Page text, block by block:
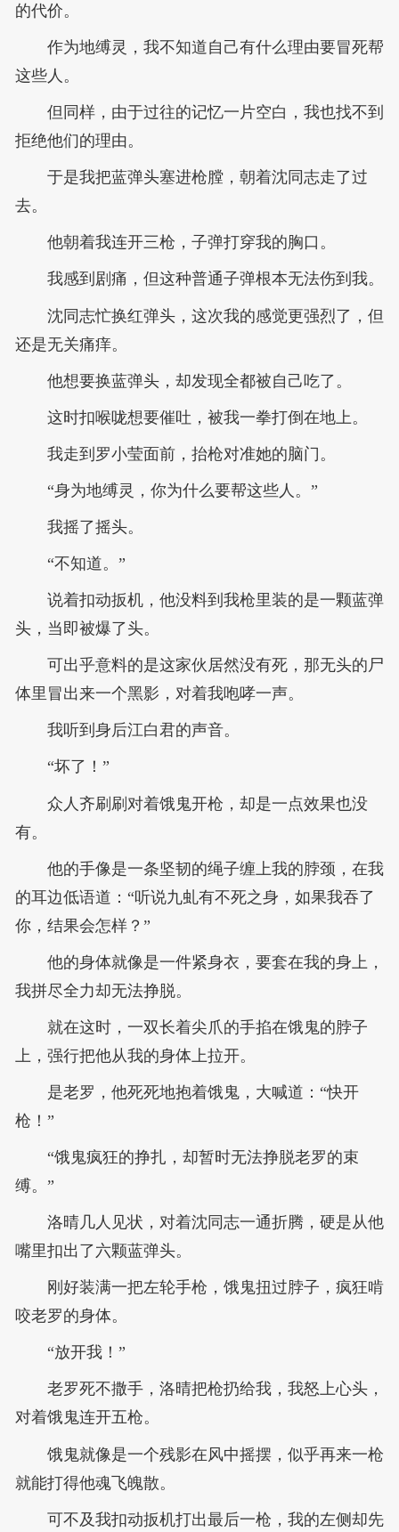
的代价。
作为地缚灵，我不知道自己有什么理由要冒死帮
这些人。
但同样，由于过往的记忆一片空白，我也找不到
拒绝他们的理由。
于是我把蓝弹头塞进枪膛，朝着沈同志走了过
去。
他朝着我连开三枪，子弹打穿我的胸口。
我感到剧痛，但这种普通子弹根本无法伤到我。
沈同志忙换红弹头，这次我的感觉更强烈了，但
还是无关痛痒。
他想要换蓝弹头，却发现全都被自己吃了。
这时扣喉咙想要催吐，被我一拳打倒在地上。
我走到罗小莹面前，抬枪对准她的脑门。
“身为地缚灵，你为什么要帮这些人。”
我摇了摇头。
“不知道。”
说着扣动扳机，他没料到我枪里装的是一颗蓝弹
头，当即被爆了头。
可出乎意料的是这家伙居然没有死，那无头的尸
体里冒出来一个黑影，对着我咆哮一声。
我听到身后江白君的声音。
“坏了！”
众人齐刷刷对着饿鬼开枪，却是一点效果也没
有。
他的手像是一条坚韧的绳子缠上我的脖颈，在我
的耳边低语道：“听说九虬有不死之身，如果我吞了
你，结果会怎样？”
他的身体就像是一件紧身衣，要套在我的身上，
我拼尽全力却无法挣脱。
就在这时，一双长着尖爪的手掐在饿鬼的脖子
上，强行把他从我的身体上拉开。
是老罗，他死死地抱着饿鬼，大喊道：“快开
枪！”
“饿鬼疯狂的挣扎，却暂时无法挣脱老罗的束
缚。”
洛晴几人见状，对着沈同志一通折腾，硬是从他
嘴里扣出了六颗蓝弹头。
刚好装满一把左轮手枪，饿鬼扭过脖子，疯狂啃
咬老罗的身体。
“放开我！”
老罗死不撒手，洛晴把枪扔给我，我怒上心头，
对着饿鬼连开五枪。
饿鬼就像是一个残影在风中摇摆，似乎再来一枪
就能打得他魂飞魄散。
可不及我扣动扳机打出最后一枪，我的左侧却先